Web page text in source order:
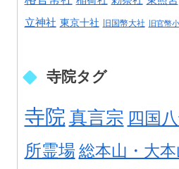
立神社 東京十社 旧国幣大社 旧官幣
寺院タグ
寺院 真言宗 四国
所霊場 総本山・大本